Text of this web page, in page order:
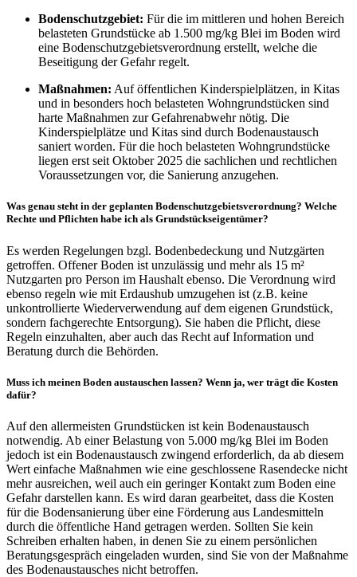
Bodenschutzgebiet: Für die im mittleren und hohen Bereich
belasteten Grundstücke ab 1.500 mg/kg Blei im Boden wird
eine Bodenschutzgebietsverordnung erstellt, welche die
Beseitigung der Gefahr regelt.
Maßnahmen: Auf öffentlichen Kinderspielplätzen, in Kitas
und in besonders hoch belasteten Wohngrundstücken sind
harte Maßnahmen zur Gefahrenabwehr nötig. Die
Kinderspielplätze und Kitas sind durch Bodenaustausch
saniert worden. Für die hoch belasteten Wohngrundstücke
liegen erst seit Oktober 2025 die sachlichen und rechtlichen
Voraussetzungen vor, die Sanierung anzugehen.
Was genau steht in der geplanten Bodenschutzgebietsverordnung? Welche
Rechte und Pflichten habe ich als Grundstückseigentümer?
Es werden Regelungen bzgl. Bodenbedeckung und Nutzgärten
getroffen. Offener Boden ist unzulässig und mehr als 15 m²
Nutzgarten pro Person im Haushalt ebenso. Die Verordnung wird
ebenso regeln wie mit Erdaushub umzugehen ist (z.B. keine
unkontrollierte Wiederverwendung auf dem eigenen Grundstück,
sondern fachgerechte Entsorgung). Sie haben die Pflicht, diese
Regeln einzuhalten, aber auch das Recht auf Information und
Beratung durch die Behörden.
Muss ich meinen Boden austauschen lassen? Wenn ja, wer trägt die Kosten
dafür?
Auf den allermeisten Grundstücken ist kein Bodenaustausch
notwendig. Ab einer Belastung von 5.000 mg/kg Blei im Boden
jedoch ist ein Bodenaustausch zwingend erforderlich, da ab diesem
Wert einfache Maßnahmen wie eine geschlossene Rasendecke nicht
mehr ausreichen, weil auch ein geringer Kontakt zum Boden eine
Gefahr darstellen kann. Es wird daran gearbeitet, dass die Kosten
für die Bodensanierung über eine Förderung aus Landesmitteln
durch die öffentliche Hand getragen werden. Sollten Sie kein
Schreiben erhalten haben, in denen Sie zu einem persönlichen
Beratungsgespräch eingeladen wurden, sind Sie von der Maßnahme
des Bodenaustausches nicht betroffen.